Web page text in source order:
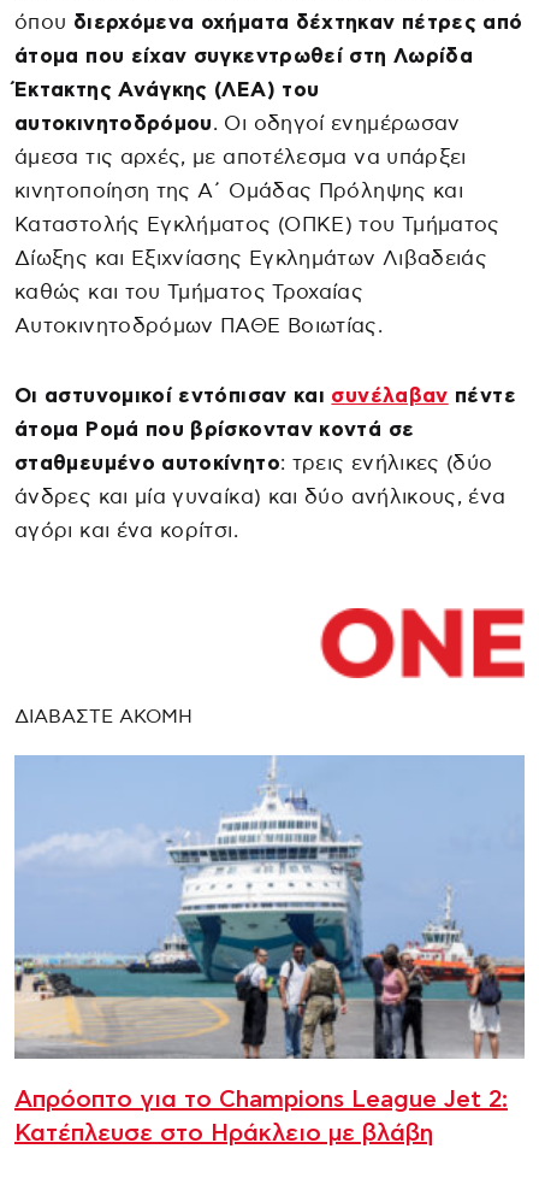
όπου διερχόμενα οχήματα δέχτηκαν πέτρες από
άτομα που είχαν συγκεντρωθεί στη Λωρίδα
Έκτακτης Ανάγκης (ΛΕΑ) του
αυτοκινητοδρόμου. Οι οδηγοί ενημέρωσαν
άμεσα τις αρχές, με αποτέλεσμα να υπάρξει
κινητοποίηση της Α΄ Ομάδας Πρόληψης και
Καταστολής Εγκλήματος (ΟΠΚΕ) του Τμήματος
Δίωξης και Εξιχνίασης Εγκλημάτων Λιβαδειάς
καθώς και του Τμήματος Τροχαίας
Αυτοκινητοδρόμων ΠΑΘΕ Βοιωτίας.
Οι αστυνομικοί εντόπισαν και συνέλαβαν πέντε
άτομα Ρομά που βρίσκονταν κοντά σε
σταθμευμένο αυτοκίνητο: τρεις ενήλικες (δύο
άνδρες και μία γυναίκα) και δύο ανήλικους, ένα
αγόρι και ένα κορίτσι.
ΔΙΑΒΑΣΤΕ ΑΚΟΜΗ
Απρόοπτο για το Champions League Jet 2:
Κατέπλευσε στο Ηράκλειο με βλάβη